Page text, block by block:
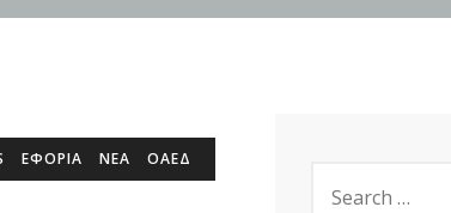
ΕΦΟΡΙΑ ΝΕΑ ΟΑΕΔ